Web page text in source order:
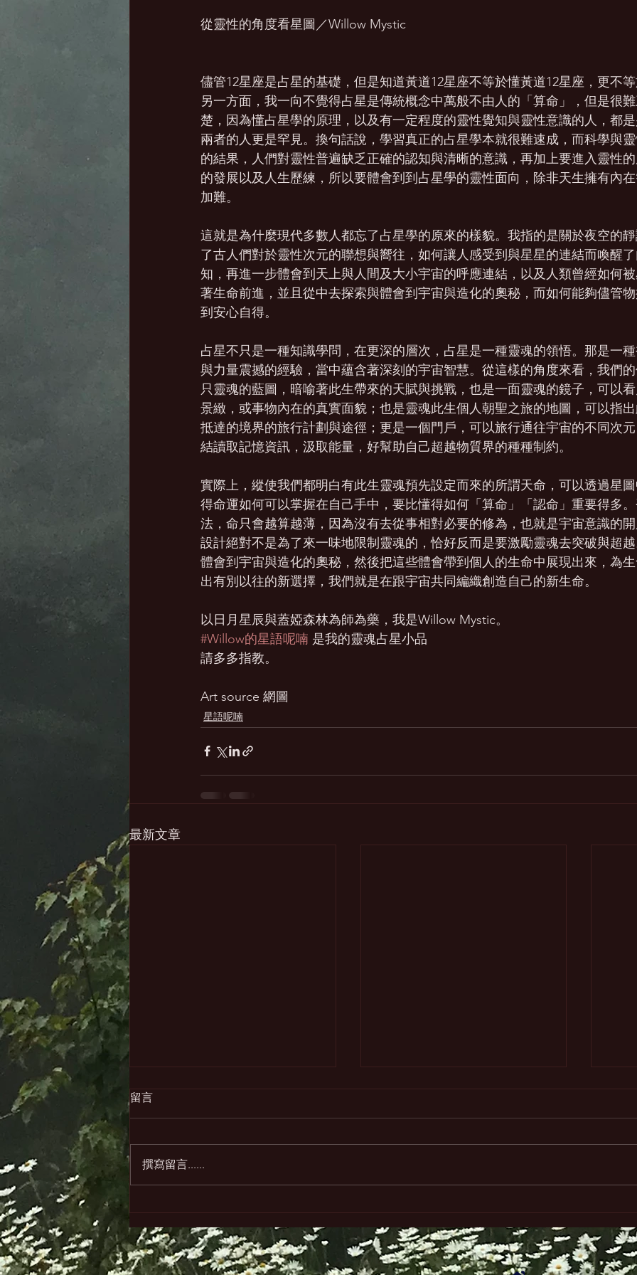
從靈性的角度看星圖／Willow Mystic
儘管12星座是占星的基礎，但是知道黃道12星座不等於懂黃道12星座，更不
另一方面，我一向不覺得占星是傳統概念中萬般不由人的「算命」，但是很
楚，因為懂占星學的原理，以及有一定程度的靈性覺知與靈性意識的人，都
兩者的人更是罕見。換句話說，學習真正的占星學本就很難速成，而科學與
的結果，人們對靈性普遍缺乏正確的認知與清晰的意識，再加上要進入靈性
的發展以及人生歷練，所以要體會到到占星學的靈性面向，除非天生擁有內
加難。
這就是為什麼現代多數人都忘了占星學的原來的樣貌。我指的是關於夜空的
了古人們對於靈性次元的聯想與嚮往，如何讓人感受到與星星的連結而喚醒
知，再進一步體會到天上與人間及大小宇宙的呼應連結，以及人類曾經如何
著生命前進，並且從中去探索與體會到宇宙與造化的奧秘，而如何能夠儘管
到安心自得。
占星不只是一種知識學問，在更深的層次，占星是一種靈魂的領悟。那是一
與力量震撼的經驗，當中蘊含著深刻的宇宙智慧。從這樣的角度來看，我們
只靈魂的藍圖，暗喻著此生帶來的天賦與挑戰，也是一面靈魂的鏡子，可以
景緻，或事物內在的真實面貌；也是靈魂此生個人朝聖之旅的地圖，可以指
抵達的境界的旅行計劃與途徑；更是一個門戶，可以旅行通往宇宙的不同次
結讀取記憶資訊，汲取能量，好幫助自己超越物質界的種種制約。
實際上，縱使我們都明白有此生靈魂預先設定而來的所謂天命，可以透過星
得命運如何可以掌握在自己手中，要比懂得如何「算命」「認命」重要得多
法，命只會越算越薄，因為沒有去從事相對必要的修為，也就是宇宙意識的
設計絕對不是為了來一味地限制靈魂的，恰好反而是要激勵靈魂去突破與超
體會到宇宙與造化的奧秘，然後把這些體會帶到個人的生命中展現出來，為
出有別以往的新選擇，我們就是在跟宇宙共同編織創造自己的新生命。
以日月星辰與蓋婭森林為師為藥，我是Willow Mystic。
#Willow的星語呢喃 是我的靈魂占星小品
請多多指教。
Art source 網圖
星語呢喃
最新文章
感受星星
靈性占星旅程的三個境界
留言
撰寫留言......